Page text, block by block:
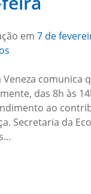
em 7 de
Veneza comunica
das 8h às
ao
Secretaria da